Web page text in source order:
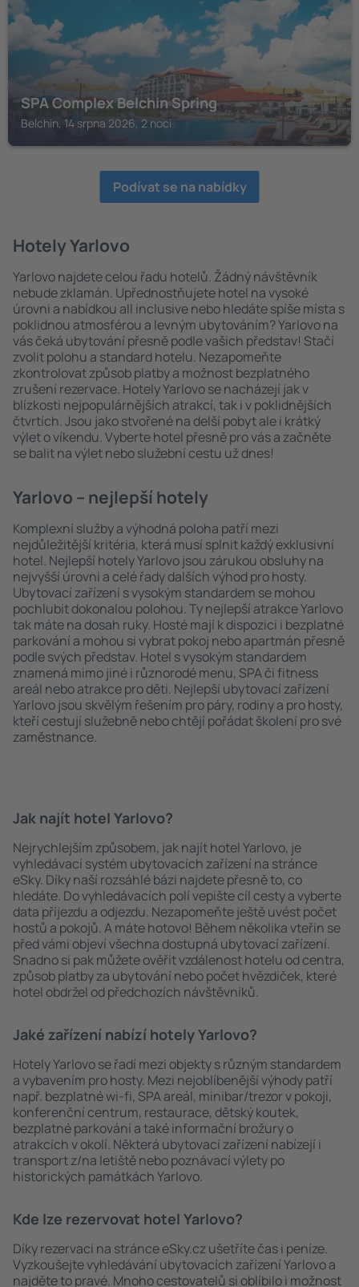
SPA Complex Belchin Spring
Belchin, 14 srpna 2026, 2 noci
Podívat se na nabídky
Hotely Yarlovo
Yarlovo najdete celou řadu hotelů. Žádný návštěvník
nebude zklamán. Upřednostňujete hotel na vysoké
úrovni a nabídkou all inclusive nebo hledáte spíše místa s
poklidnou atmosférou a levným ubytováním? Yarlovo na
vás čeká ubytování přesně podle vašich představ! Stačí
zvolit polohu a standard hotelu. Nezapomeňte
zkontrolovat způsob platby a možnost bezplatného
zrušení rezervace. Hotely Yarlovo se nacházejí jak v
blízkosti nejpopulárnějších atrakcí, tak i v poklidnějších
čtvrtích. Jsou jako stvořené na delší pobyt ale i krátký
výlet o víkendu. Vyberte hotel přesně pro vás a začněte
se balit na výlet nebo služební cestu už dnes!
Yarlovo – nejlepší hotely
Komplexní služby a výhodná poloha patří mezi
nejdůležitější kritéria, která musí splnit každý exklusivní
hotel. Nejlepší hotely Yarlovo jsou zárukou obsluhy na
nejvyšší úrovni a celé řady dalších výhod pro hosty.
Ubytovací zařízení s vysokým standardem se mohou
pochlubit dokonalou polohou. Ty nejlepší atrakce Yarlovo
tak máte na dosah ruky. Hosté mají k dispozici i bezplatné
parkování a mohou si vybrat pokoj nebo apartmán přesně
podle svých představ. Hotel s vysokým standardem
znamená mimo jiné i různorodé menu, SPA či fitness
areál nebo atrakce pro děti. Nejlepší ubytovací zařízení
Yarlovo jsou skvělým řešením pro páry, rodiny a pro hosty,
kteří cestují služebně nebo chtějí pořádat školení pro své
zaměstnance.
Jak najít hotel Yarlovo?
Nejrychlejším způsobem, jak najít hotel Yarlovo, je
vyhledávací systém ubytovacích zařízení na stránce
eSky. Díky naší rozsáhlé bázi najdete přesně to, co
hledáte. Do vyhledávacích polí vepište cíl cesty a vyberte
data příjezdu a odjezdu. Nezapomeňte ještě uvést počet
hostů a pokojů. A máte hotovo! Během několika vteřin se
před vámi objeví všechna dostupná ubytovací zařízení.
Snadno si pak můžete ověřit vzdálenost hotelu od centra,
způsob platby za ubytování nebo počet hvězdiček, které
hotel obdržel od předchozích návštěvníků.
Jaké zařízení nabízí hotely Yarlovo?
Hotely Yarlovo se řadí mezi objekty s různým standardem
a vybavením pro hosty. Mezi nejoblíbenější výhody patří
např. bezplatné wi-fi, SPA areál, minibar/trezor v pokoji,
konferenční centrum, restaurace, dětský koutek,
bezplatné parkování a také informační brožury o
atrakcích v okolí. Některá ubytovací zařízení nabízejí i
transport z/na letiště nebo poznávací výlety po
historických památkách Yarlovo.
Kde lze rezervovat hotel Yarlovo?
Díky rezervaci na stránce eSky.cz ušetříte čas i peníze.
Vyzkoušejte vyhledávání ubytovacích zařízení Yarlovo a
najděte to pravé. Mnoho cestovatelů si oblíbilo i možnost